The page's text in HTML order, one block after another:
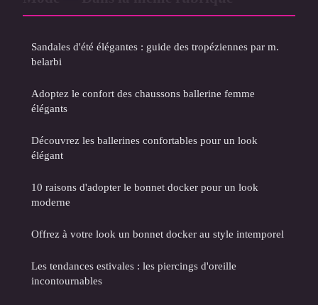
Sandales d'été élégantes : guide des tropéziennes par m.
belarbi
Adoptez le confort des chaussons ballerine femme
élégants
Découvrez les ballerines confortables pour un look
élégant
10 raisons d'adopter le bonnet docker pour un look
moderne
Offrez à votre look un bonnet docker au style intemporel
Les tendances estivales : les piercings d'oreille
incontournables